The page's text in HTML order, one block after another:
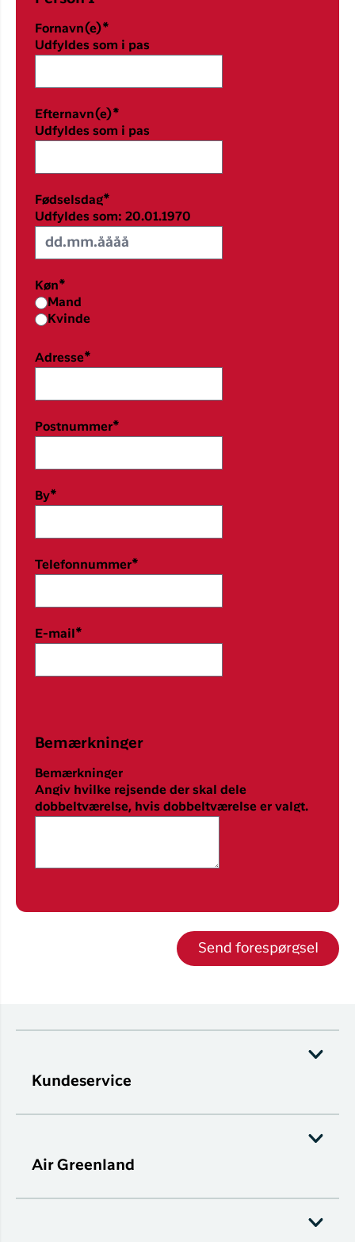
Fornavn(e)*
Udfyldes som i pas
Efternavn(e)*
Udfyldes som i pas
Fødselsdag*
Udfyldes som: 20.01.1970
Køn*
Mand
Kvinde
Adresse*
Postnummer*
By*
Telefonnummer*
E-mail*
Bemærkninger
Bemærkninger
Angiv hvilke rejsende der skal dele
dobbeltværelse, hvis dobbeltværelse er valgt.
Send forespørgsel
Kundeservice
Air Greenland